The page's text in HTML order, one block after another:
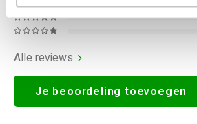
Alle reviews
Je beoordeling toevoegen